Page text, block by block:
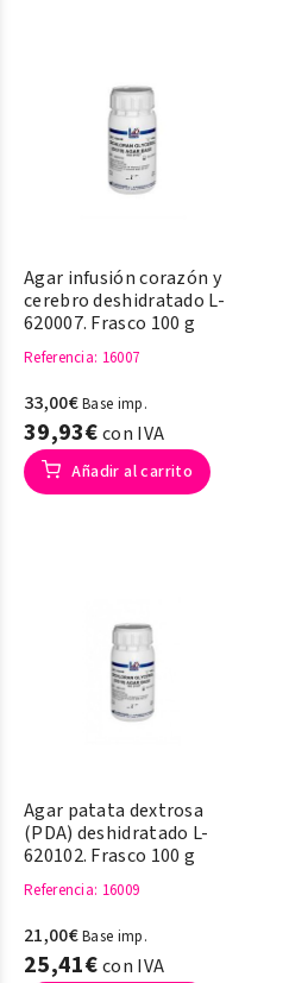
Agar infusión corazón y
cerebro deshidratado L-
620007. Frasco 100 g
Referencia: 16007
33,00€Base imp.
39,93€con IVA
Añadir al carrito
Agar patata dextrosa
(PDA) deshidratado L-
620102. Frasco 100 g
Referencia: 16009
21,00€Base imp.
25,41€con IVA